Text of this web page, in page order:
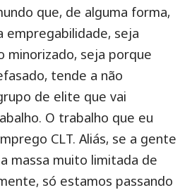
que, de alguma forma,
empregabilidade, seja
minorizado, seja porque
tende a não
de elite que vai
O trabalho que eu
CLT. Aliás, se a gente
massa muito limitada de
só estamos passando